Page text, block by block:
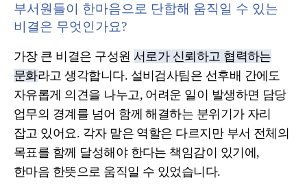
부서원들이 한마음으로 단합해 움직일 수 있는
비결은 무엇인가요?
가장 큰 비결은 구성원 서로가 신뢰하고 협력하는
문화라고 생각합니다. 설비검사팀은 선후배 간에도
자유롭게 의견을 나누고, 어려운 일이 발생하면 담당
업무의 경계를 넘어 함께 해결하는 분위기가 자리
잡고 있어요. 각자 맡은 역할은 다르지만 부서 전체의
목표를 함께 달성해야 한다는 책임감이 있기에,
한마음 한뜻으로 움직일 수 있었습니다.